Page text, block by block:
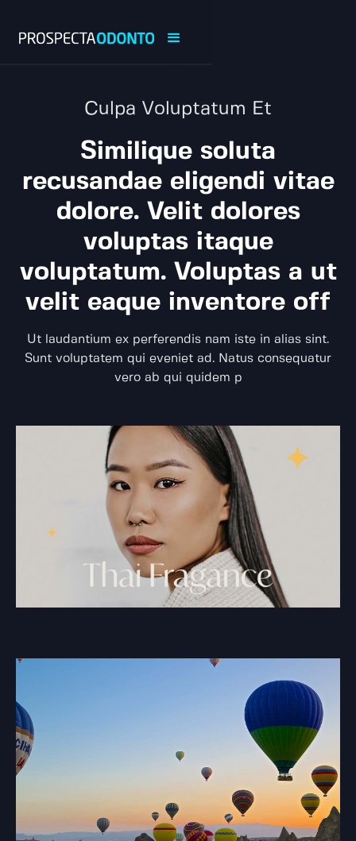
Culpa Voluptatum Et
Similique soluta
recusandae eligendi vitae
dolore. Velit dolores
voluptas itaque
voluptatum. Voluptas a ut
velit eaque inventore off
Ut laudantium ex perferendis nam iste in alias sint.
Sunt voluptatem qui eveniet ad. Natus consequatur
vero ab qui quidem p